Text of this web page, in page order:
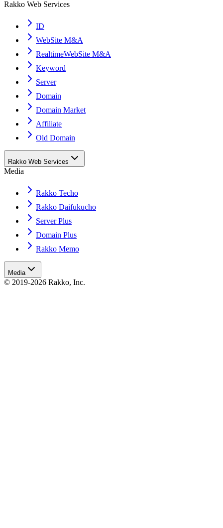
Rakko Web Services
ID
WebSite M&A
RealtimeWebSite M&A
Keyword
Server
Domain
Domain Market
Affiliate
Old Domain
Rakko Web Services
Media
Rakko Techo
Rakko Daifukucho
Server Plus
Domain Plus
Rakko Memo
Media
© 2019-2026 Rakko, Inc.